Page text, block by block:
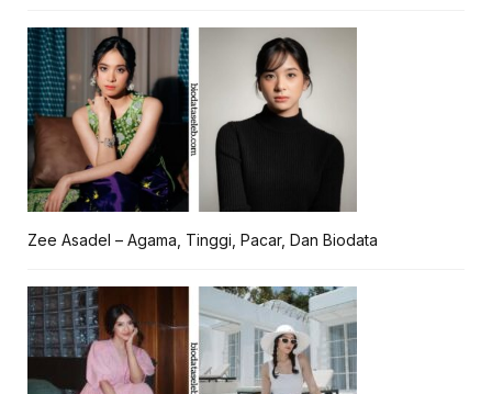
Zee Asadel – Agama, Tinggi, Pacar, Dan Biodata